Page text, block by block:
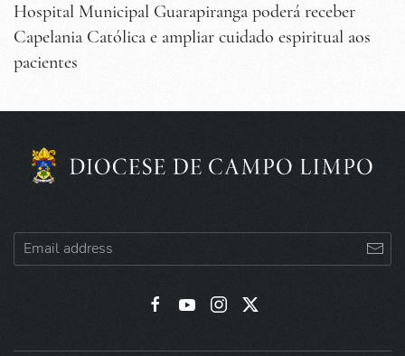
Hospital Municipal Guarapiranga poderá receber
Capelania Católica e ampliar cuidado espiritual aos
pacientes